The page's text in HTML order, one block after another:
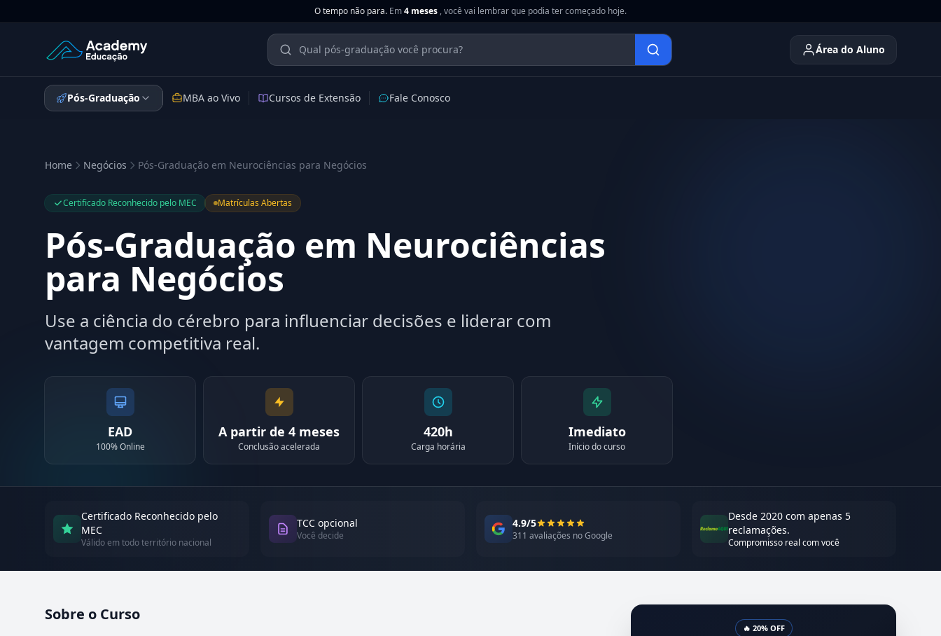
O tempo não para. Em4 meses , você vai lembrar que podia ter começado hoje.
Academy Educação — Página Inicial Área do Aluno
Pós-Graduação MBA ao Vivo Cursos de Extensão Fale Conosco
Home Negócios Pós-Graduação em Neurociências para Negócios
Certificado Reconhecido pelo MEC Matrículas Abertas
Pós-Graduação em Neurociências
para Negócios
Use a ciência do cérebro para influenciar decisões e liderar com
vantagem competitiva real.
EAD
100% Online
A partir de 4 meses
Conclusão acelerada
420h
Carga horária
Imediato
Início do curso
Certificado Reconhecido pelo
MEC
Válido em todo território nacional
TCC opcional
Você decide
4.9/5
311 avaliações no Google
Desde 2020 com apenas 5
reclamações.
Compromisso real com você
Sobre o Curso
Atualizado em abril de 2026
🔥 20% OFF